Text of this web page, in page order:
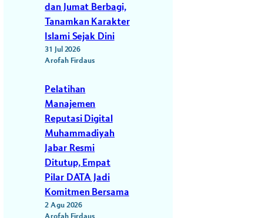
dan Jumat Berbagi,
Tanamkan Karakter
Islami Sejak Dini
31 Jul 2026
Arofah Firdaus
Pelatihan
Manajemen
Reputasi Digital
Muhammadiyah
Jabar Resmi
Ditutup, Empat
Pilar DATA Jadi
Komitmen Bersama
2 Agu 2026